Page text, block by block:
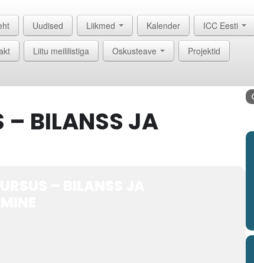
Uudised Liikmed Kalender ICC Eesti
Liitu meililistiga Oskusteave Projektid
– BILANSS JA